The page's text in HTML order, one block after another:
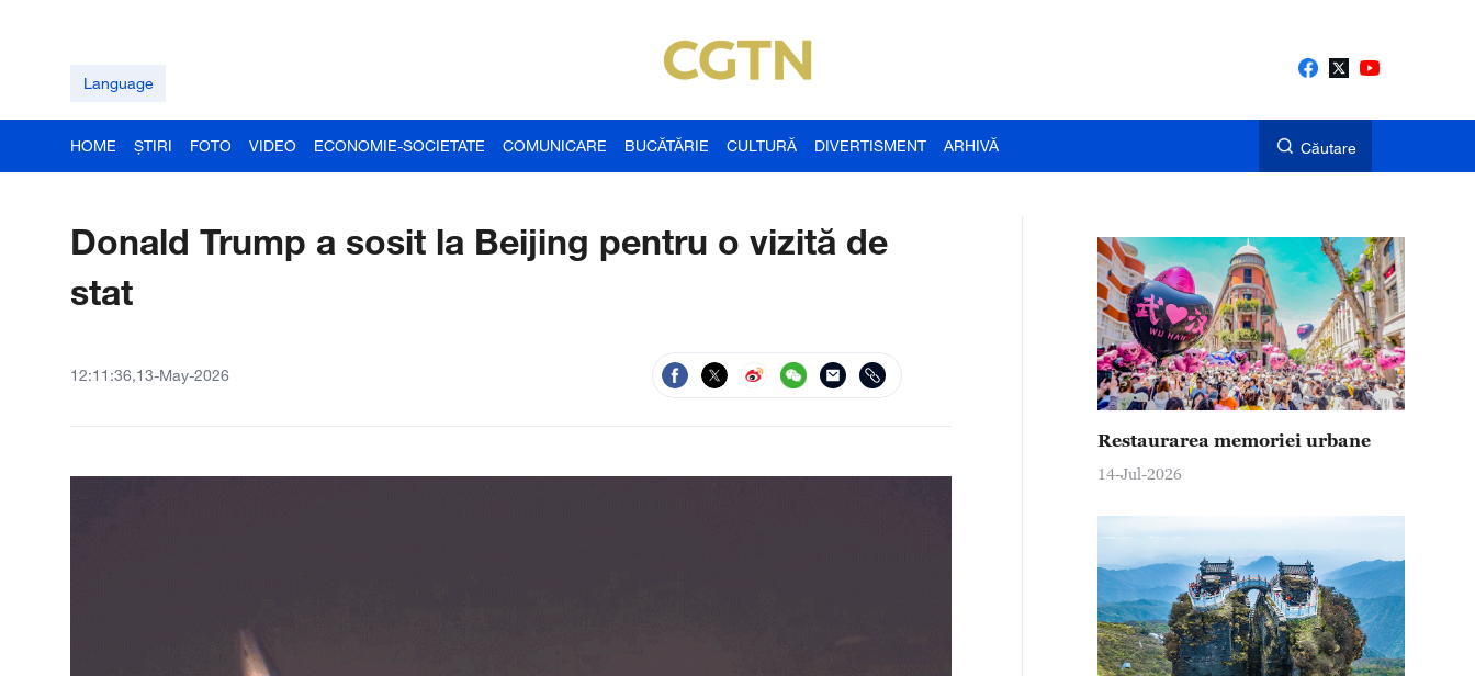
Language
HOME ȘTIRI FOTO VIDEO ECONOMIE-SOCIETATE COMUNICARE BUCĂTĂRIE CULTURĂ DIVERTISMENT ARHIVĂ Căutare
Donald Trump a sosit la Beijing pentru o vizită de
stat
12:11:36,13-May-2026
Restaurarea memoriei urbane
14-Jul-2026